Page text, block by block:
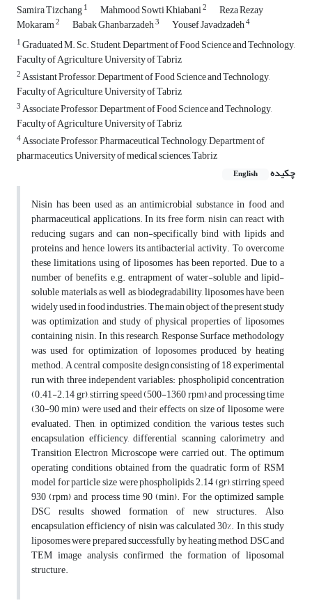
Samira Tizchang1 Mahmood Sowti Khiabani2 Reza Rezay
Mokaram2 Babak Ghanbarzadeh3 Yousef Javadzadeh4
1Graduated M. Sc. Student, Department of Food Science and Technology,
Faculty of Agriculture, University of Tabriz
2Assistant Professor, Department of Food Science and Technology,
Faculty of Agriculture, University of Tabriz
3Associate Professor, Department of Food Science and Technology,
Faculty of Agriculture, University of Tabriz
4Associate Professor, Pharmaceutical Technology, Department of
pharmaceutics, University of medical sciences, Tabriz
چکیده
English
Nisin has been used as an antimicrobial substance in food and
pharmaceutical applications. In its free form, nisin can react with
reducing sugars and can non-specifically bind with lipids and
proteins and hence lowers its antibacterial activity. To overcome
these limitations, using of liposomes has been reported. Due to a
number of benefits, e.g. entrapment of water-soluble and lipid-
soluble materials as well as biodegradability, liposomes have been
widely used in food industries. The main object of the present study
was optimization and study of physical properties of liposomes
containing nisin.In this research, Response Surface methodology
was used for optimization of loposomes produced by heating
method. A central composite design consisting of 18 experimental
run with three independent variables: phospholipid concentration
(0.41-2.14 gr), stirring speed (500-1360 rpm) and processing time
(30-90 min) were used and their effects on size of liposome were
evaluated. Then, in optimized condition, the various testes such
encapsulation efficiency, differential scanning calorimetry and
Transition Electron Microscope were carried out. The optimum
operating conditions obtained from the quadratic form of RSM
model for particle size were phospholipids 2.14 (gr), stirring speed
930 (rpm) and process time 90 (min). For the optimized sample,
DSC results showed formation of new structures. Also,
encapsulation efficiency of nisin was calculated 30%.In this study
liposomes were prepared successfully by heating method, DSC and
TEM image analysis confirmed the formation of liposomal
structure.